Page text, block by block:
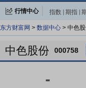
行情中心 指数 期指
东方财富网 > 数据中心 > 中色
中色股份 000758
-